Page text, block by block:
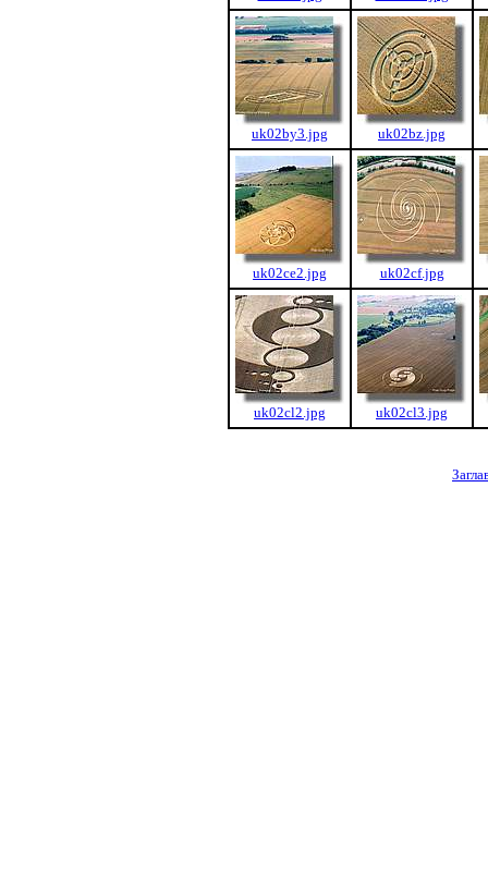
uk02by3.jpg uk02bz.jpg
uk02ce2.jpg uk02cf.jpg
uk02cl2.jpg uk02cl3.jpg